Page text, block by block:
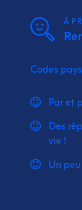
À
Codes
Par et
Des
vie !
Un